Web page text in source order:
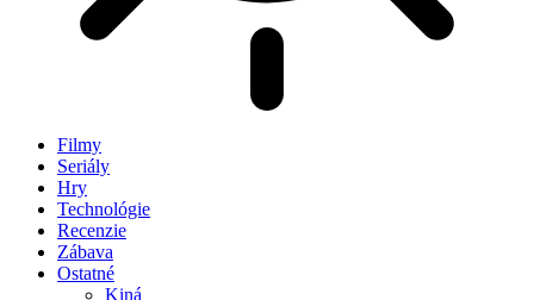
Filmy
Seriály
Hry
Technológie
Recenzie
Zábava
Ostatné
Kiná